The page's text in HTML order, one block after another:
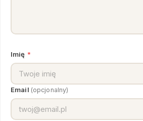
Imię *
Email (opcjonalny)